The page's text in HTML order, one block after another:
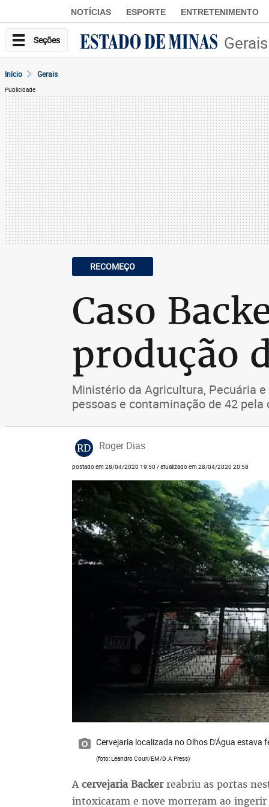
NOTÍCIAS ESPORTE ENTRETENIMENTO
Seções Gerais
Início Gerais
Publicidade
RECOMEÇO
Caso
produção
Ministério da Agricultura, Pecuária
pessoas e contaminação de 42
RD Roger Dias
postado em 28/04/2020 19:50 / atualizado em 28/04/2020 20:58
Cervejaria localizada no Olhos D'Água estava
(foto: Leandro Couri/EM/D.A Press)
Acervejaria Backerreabriu as portas
intoxicaram e nove morreram ao